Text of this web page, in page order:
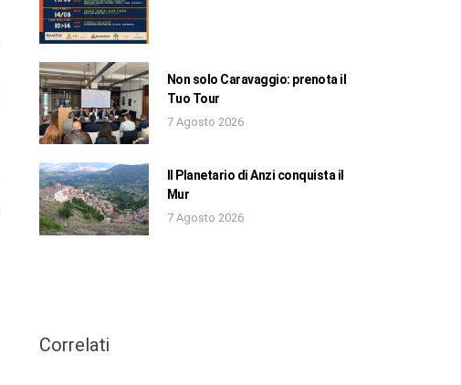
Non solo Caravaggio: prenota il
Tuo Tour
7 Agosto 2026
Il Planetario di Anzi conquista il
Mur
7 Agosto 2026
Correlati